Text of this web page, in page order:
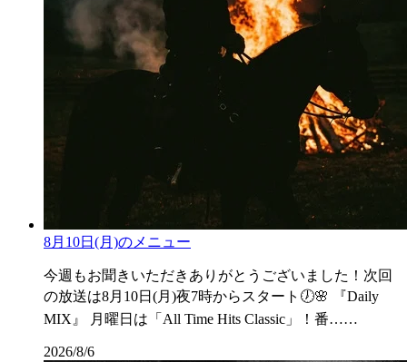
8月10日(月)のメニュー
今週もお聞きいただきありがとうございました！次回
の放送は8月10日(月)夜7時からスタート🕖🌸 『Daily
MIX』 月曜日は「All Time Hits Classic」！番……
2026/8/6